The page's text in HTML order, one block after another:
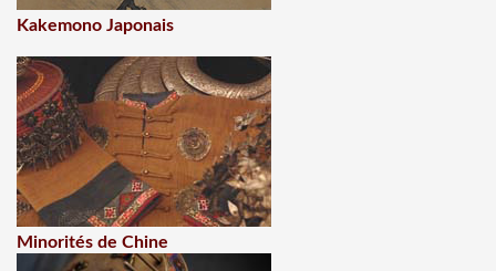
Kakemono Japonais
Minorités de Chine